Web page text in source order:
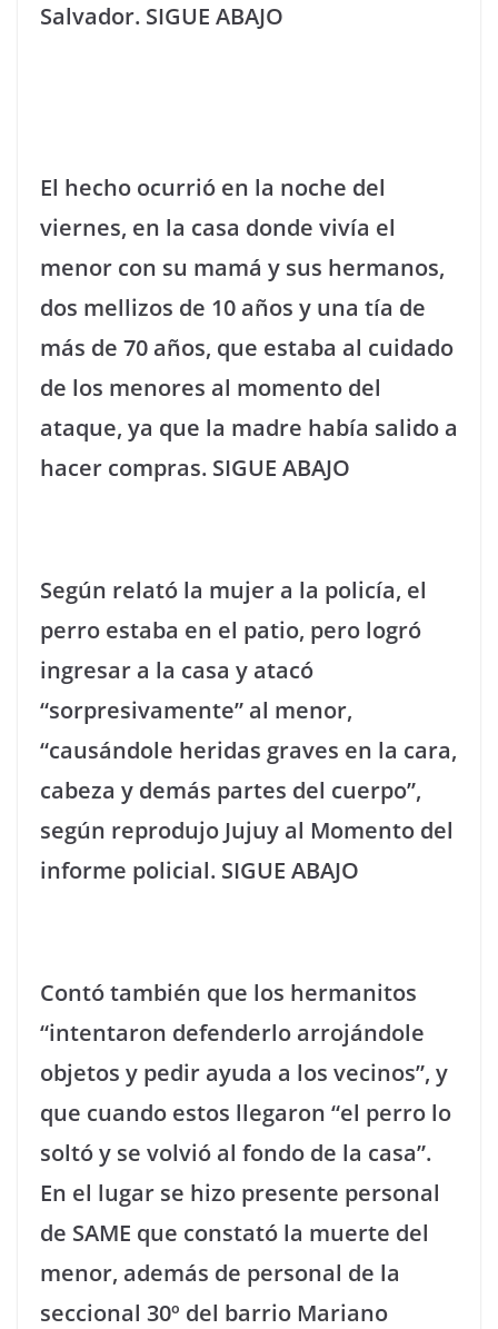
Salvador. SIGUE ABAJO
El hecho ocurrió en la noche del
viernes, en la casa donde vivía el
menor con su mamá y sus hermanos,
dos mellizos de 10 años y una tía de
más de 70 años, que estaba al cuidado
de los menores al momento del
ataque, ya que la madre había salido a
hacer compras. SIGUE ABAJO
Según relató la mujer a la policía, el
perro estaba en el patio, pero logró
ingresar a la casa y atacó
“sorpresivamente” al menor,
“causándole heridas graves en la cara,
cabeza y demás partes del cuerpo”,
según reprodujo Jujuy al Momento del
informe policial. SIGUE ABAJO
Contó también que los hermanitos
“intentaron defenderlo arrojándole
objetos y pedir ayuda a los vecinos”, y
que cuando estos llegaron “el perro lo
soltó y se volvió al fondo de la casa”.
En el lugar se hizo presente personal
de SAME que constató la muerte del
menor, además de personal de la
seccional 30º del barrio Mariano